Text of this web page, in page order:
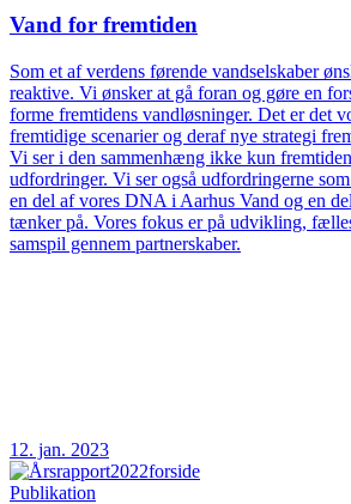
Vand for fremtiden
Som et af verdens førende vandselskaber
reaktive. Vi ønsker at gå foran og gøre en
forme fremtidens vandløsninger. Det er det
fremtidige scenarier og deraf nye strategi
Vi ser i den sammenhæng ikke kun
udfordringer. Vi ser også udfordringerne
en del af vores DNA i Aarhus Vand og en
tænker på. Vores fokus er på udvikling,
samspil gennem partnerskaber.
12. jan. 2023
Publikation